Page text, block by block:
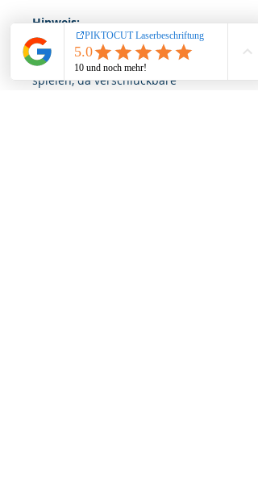
Hinweis:
Lassen Sie Ihr Kind nicht
unbeaufsichtigt mit dem Produkt
spielen, da verschluckbare